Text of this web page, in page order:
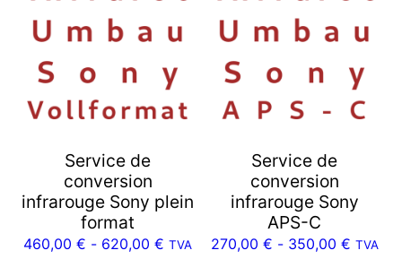
Service de
conversion
infrarouge Sony plein
format
460,00 € - 620,00 € TVA
Service de
conversion
infrarouge Sony
APS-C
270,00 € - 350,00 € TVA